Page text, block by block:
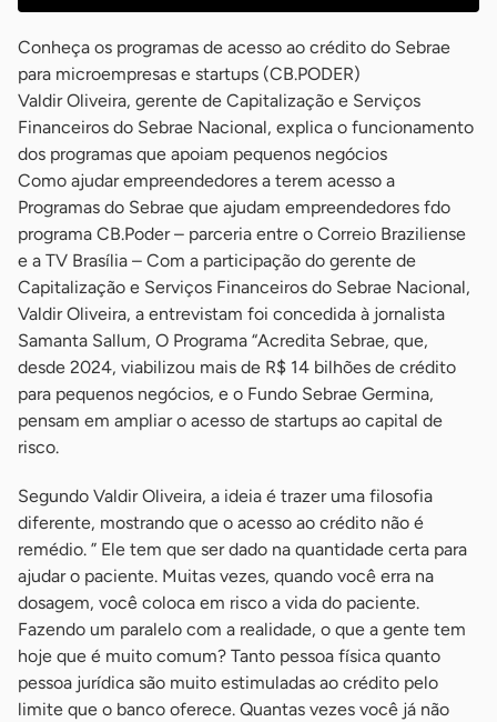
Conheça os programas de acesso ao crédito do Sebrae
para microempresas e startups (CB.PODER)
Valdir Oliveira, gerente de Capitalização e Serviços
Financeiros do Sebrae Nacional, explica o funcionamento
dos programas que apoiam pequenos negócios
Como ajudar empreendedores a terem acesso a
Programas do Sebrae que ajudam empreendedores fdo
programa CB.Poder – parceria entre o Correio Braziliense
e a TV Brasília – Com a participação do gerente de
Capitalização e Serviços Financeiros do Sebrae Nacional,
Valdir Oliveira, a entrevistam foi concedida à jornalista
Samanta Sallum, O Programa “Acredita Sebrae, que,
desde 2024, viabilizou mais de R$ 14 bilhões de crédito
para pequenos negócios, e o Fundo Sebrae Germina,
pensam em ampliar o acesso de startups ao capital de
risco.
Segundo Valdir Oliveira, a ideia é trazer uma filosofia
diferente, mostrando que o acesso ao crédito não é
remédio. ” Ele tem que ser dado na quantidade certa para
ajudar o paciente. Muitas vezes, quando você erra na
dosagem, você coloca em risco a vida do paciente.
Fazendo um paralelo com a realidade, o que a gente tem
hoje que é muito comum? Tanto pessoa física quanto
pessoa jurídica são muito estimuladas ao crédito pelo
limite que o banco oferece. Quantas vezes você já não